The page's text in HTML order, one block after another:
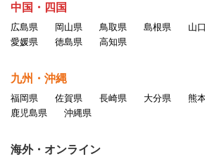
中国・四国
広島県 岡山県 鳥取県 島根県 山
愛媛県
徳島県 高知県
九州・沖縄
福岡県 佐賀県 長崎県 大分県 熊
鹿児島県
沖縄県
海外・オンライン